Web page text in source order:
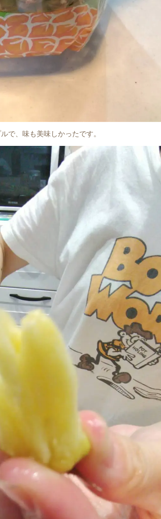
で、味も美味しかったです。